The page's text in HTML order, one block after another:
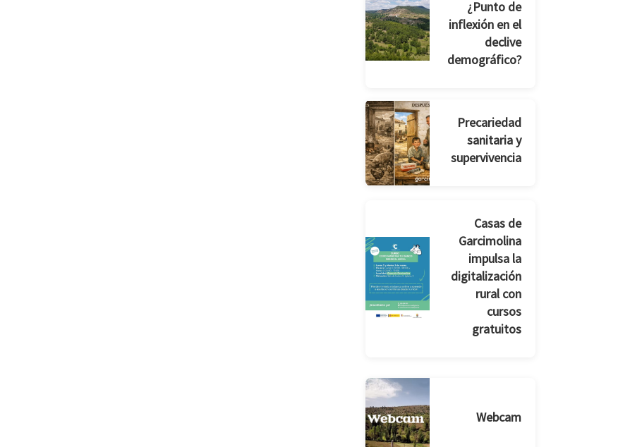
¿Punto de
inflexión en el
declive
demográfico?
Precariedad
sanitaria y
supervivencia
Casas de
Garcimolina
impulsa la
digitalización
rural con
cursos
gratuitos
Webcam